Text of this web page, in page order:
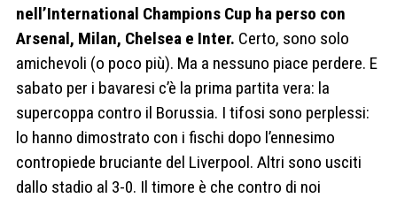
nell’International Champions Cup ha perso con
Arsenal, Milan, Chelsea e Inter. Certo, sono solo
amichevoli (o poco più). Ma a nessuno piace perdere. E
sabato per i bavaresi c’è la prima partita vera: la
supercoppa contro il Borussia. I tifosi sono perplessi:
lo hanno dimostrato con i fischi dopo l’ennesimo
contropiede bruciante del Liverpool. Altri sono usciti
dallo stadio al 3-0. Il timore è che contro di noi